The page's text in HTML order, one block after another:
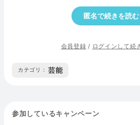
匿名で続きを読む
会員登録 / ログインして続
カテゴリ : 芸能
参加しているキャンペーン